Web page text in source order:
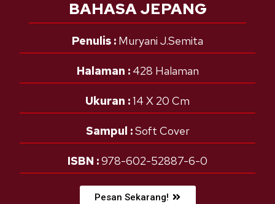
BAHASA JEPANG
Penulis : Muryani J.Semita
Halaman : 428 Halaman
Ukuran :14 X 20 Cm
Sampul :Soft Cover
ISBN :978-602-52887-6-0
Pesan Sekarang!